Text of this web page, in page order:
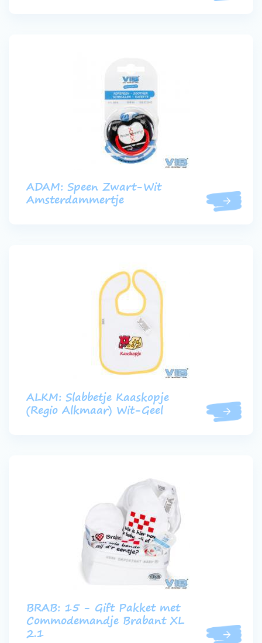
ADAM: Speen Zwart-Wit
Amsterdammertje
ALKM: Slabbetje Kaaskopje
(Regio Alkmaar) Wit-Geel
BRAB: 15 - Gift Pakket met
Commodemandje Brabant XL
2.1